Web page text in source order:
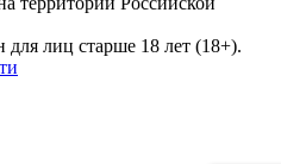
для лиц старше 18 лет (18+).